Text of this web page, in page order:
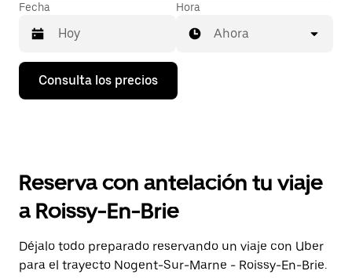
Fecha
Pulsa
flecha
calendario
seleccionar
fecha.
Pulsa
el
Hora
Ahora
Consulta los precios
Reserva con antelación tu viaje
a Roissy-En-Brie
Déjalo todo preparado reservando un viaje con Uber
para el trayecto Nogent-Sur-Marne - Roissy-En-Brie.